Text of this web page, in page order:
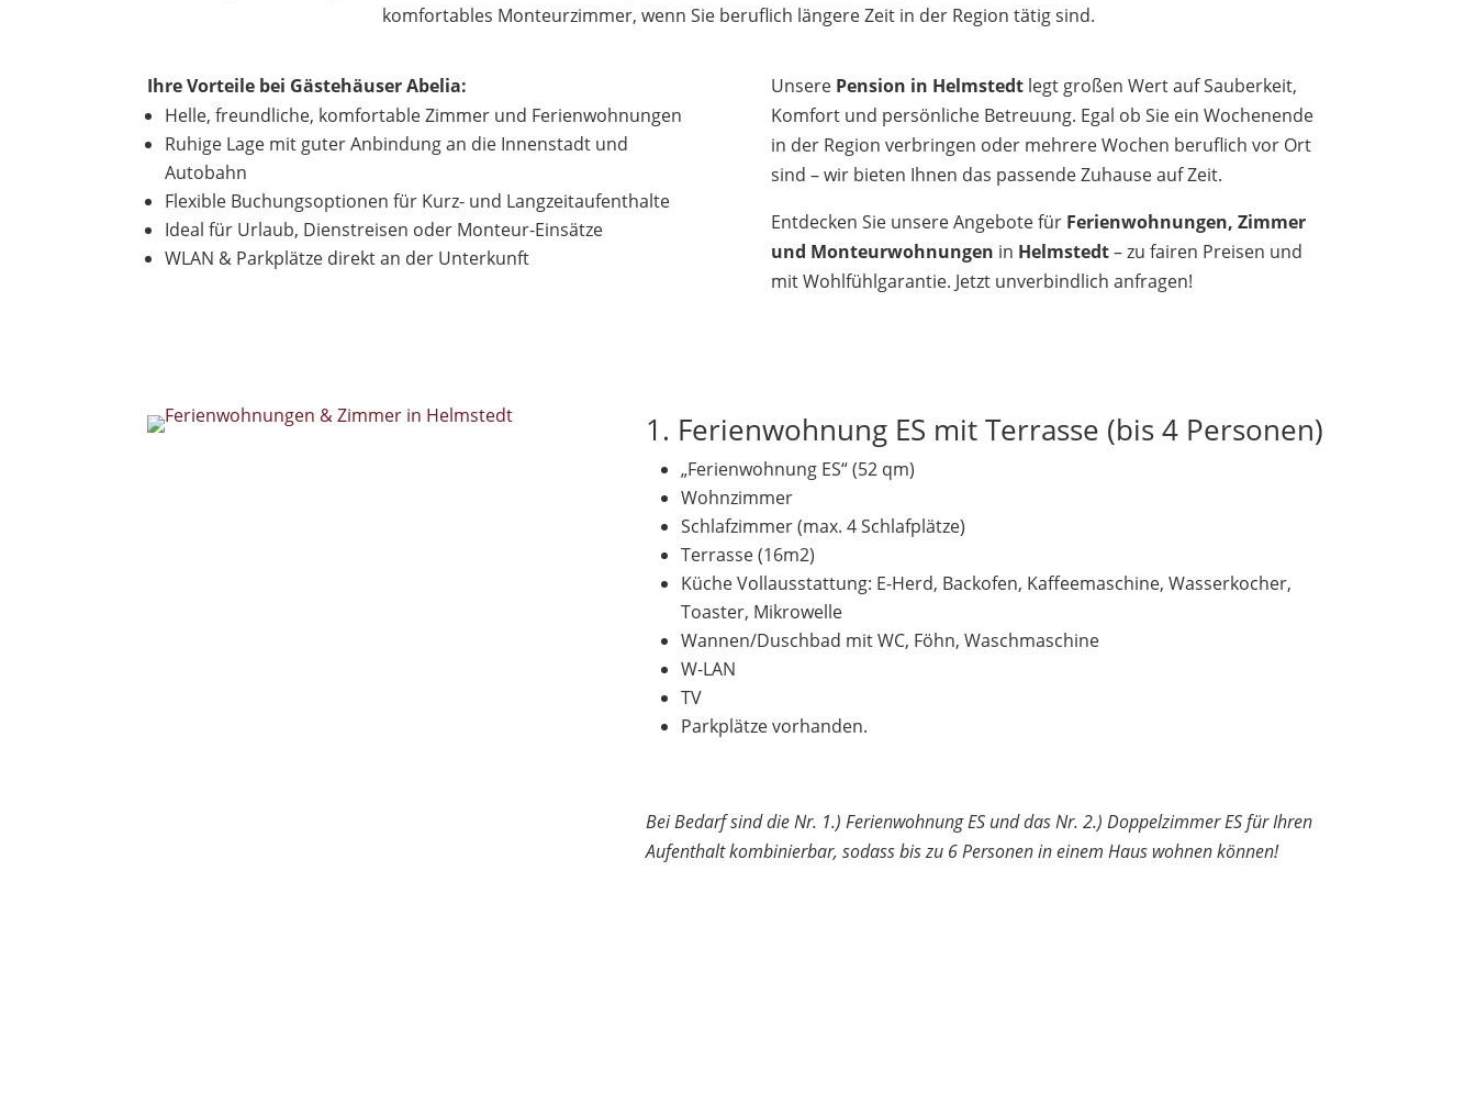
komfortables Monteurzimmer, wenn Sie beruflich längere Zeit in der Region tätig sind.
Ihre Vorteile bei Gästehäuser Abelia:
Helle, freundliche, komfortable Zimmer und Ferienwohnungen
Ruhige Lage mit guter Anbindung an die Innenstadt und
Autobahn
Flexible Buchungsoptionen für Kurz- und Langzeitaufenthalte
Ideal für Urlaub, Dienstreisen oder Monteur-Einsätze
WLAN & Parkplätze direkt an der Unterkunft
Unsere Pension in Helmstedtlegt großen Wert auf Sauberkeit,
Komfort und persönliche Betreuung. Egal ob Sie ein Wochenende
in der Region verbringen oder mehrere Wochen beruflich vor Ort
sind – wir bieten Ihnen das passende Zuhause auf Zeit.
Entdecken Sie unsere Angebote für Ferienwohnungen, Zimmer
und Monteurwohnungen in Helmstedt– zu fairen Preisen und
mit Wohlfühlgarantie. Jetzt unverbindlich anfragen!
1. Ferienwohnung ES mit Terrasse (bis 4 Personen)
„Ferienwohnung ES“ (52 qm)
Wohnzimmer
Schlafzimmer (max. 4 Schlafplätze)
Terrasse (16m2)
Küche Vollausstattung: E-Herd, Backofen, Kaffeemaschine, Wasserkocher,
Toaster, Mikrowelle
Wannen/Duschbad mit WC, Föhn, Waschmaschine
W-LAN
TV
Parkplätze vorhanden.
Bei Bedarf sind die Nr. 1.) Ferienwohnung ES und das Nr. 2.) Doppelzimmer ES für Ihren
Aufenthalt kombinierbar, sodass bis zu 6 Personen in einem Haus wohnen können!